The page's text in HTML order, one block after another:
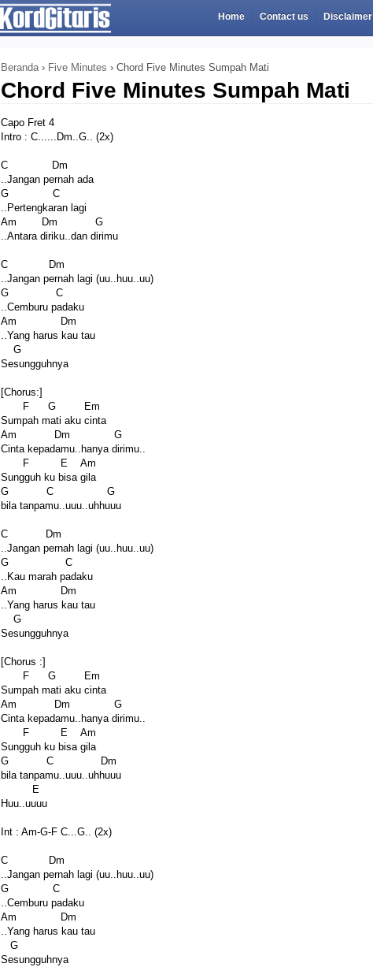
Home Contact us Disclaimer
Beranda › Five Minutes › Chord Five Minutes Sumpah Mati
Chord Five Minutes Sumpah Mati
Capo Fret 4
Intro : C......Dm..G.. (2x)
C Dm
..Jangan pernah ada
G C
..Pertengkaran lagi
Am Dm G
..Antara diriku..dan dirimu
C Dm
..Jangan pernah lagi (uu..huu..uu)
G C
..Cemburu padaku
Am Dm
..Yang harus kau tau
G
Sesungguhnya
[Chorus:]
F G Em
Sumpah mati aku cinta
Am Dm G
Cinta kepadamu..hanya dirimu..
F E Am
Sungguh ku bisa gila
G C G
bila tanpamu..uuu..uhhuuu
C Dm
..Jangan pernah lagi (uu..huu..uu)
G C
..Kau marah padaku
Am Dm
..Yang harus kau tau
G
Sesungguhnya
[Chorus :]
F G Em
Sumpah mati aku cinta
Am Dm G
Cinta kepadamu..hanya dirimu..
F E Am
Sungguh ku bisa gila
G C Dm
bila tanpamu..uuu..uhhuuu
E
Huu..uuuu
Int : Am-G-F C...G.. (2x)
C Dm
..Jangan pernah lagi (uu..huu..uu)
G C
..Cemburu padaku
Am Dm
..Yang harus kau tau
G
Sesungguhnya